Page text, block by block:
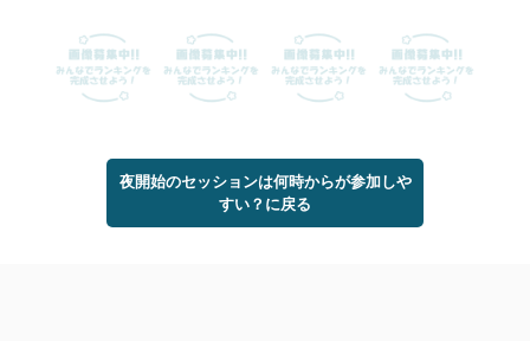
夜開始のセッションは何時からが参加しや
すい？に戻る